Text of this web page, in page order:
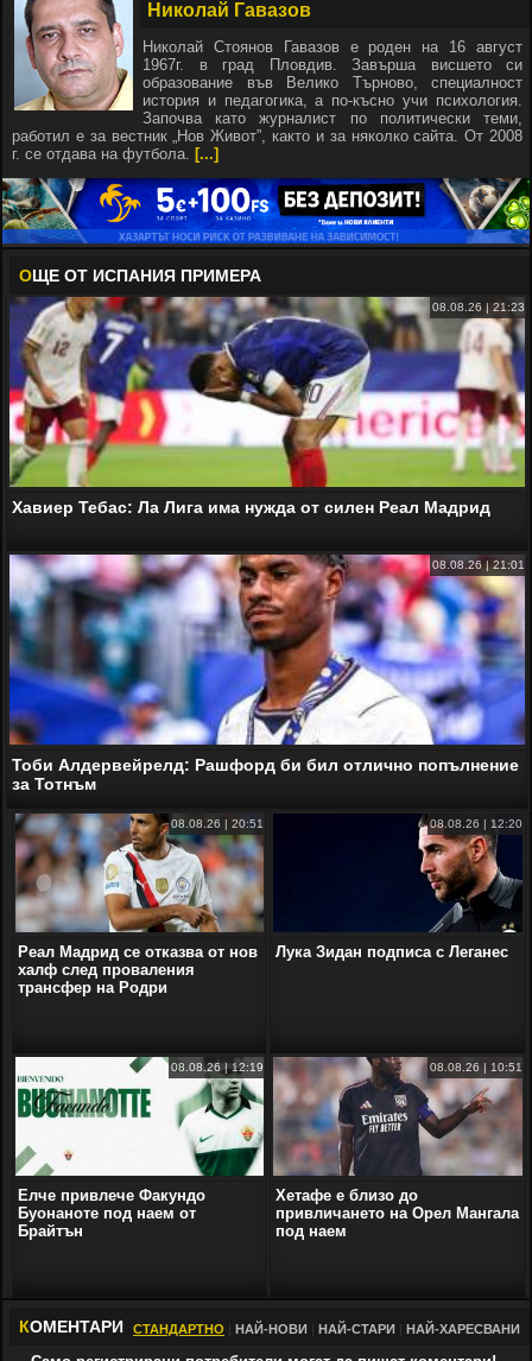
Николай Гавазов
Николай Стоянов Гавазов е роден на 16 август
1967г. в град Пловдив. Завърша висшето си
образование във Велико Търново, специалност
история и педагогика, а по-късно учи психология.
Започва като журналист по политически теми,
работил е за вестник „Нов Живот”, както и за няколко сайта. От 2008
г. се отдава на футбола. [...]
ОЩЕ ОТ ИСПАНИЯ ПРИМЕРА
08.08.26 | 21:23
Хавиер Тебас: Ла Лига има нужда от силен Реал Мадрид
08.08.26 | 21:01
Тоби Алдервейрелд: Рашфорд би бил отлично попълнение
за Тотнъм
08.08.26 | 20:51
Реал Мадрид се отказва от нов
халф след проваления
трансфер на Родри
08.08.26 | 12:20
Лука Зидан подписа с Леганес
08.08.26 | 12:19
Елче привлече Факундо
Буонаноте под наем от
Брайтън
08.08.26 | 10:51
Хетафе е близо до
привличането на Орел Мангала
под наем
КОМЕНТАРИ СТАНДАРТНО НАЙ-НОВИ НАЙ-СТАРИ НАЙ-ХАРЕСВАНИ